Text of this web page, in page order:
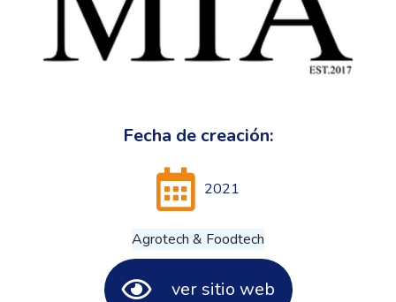
Fecha de creación:
2021
Agrotech & Foodtech
ver sitio web